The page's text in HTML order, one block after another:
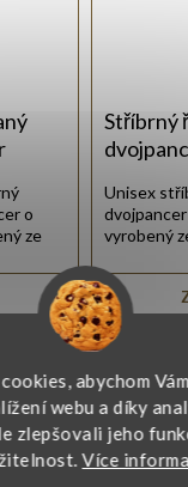
abychom
webu a díky
zlepšovali jeho
Více
o
ze
Stříbrný
Unisex
dvojpancer
vyrobený